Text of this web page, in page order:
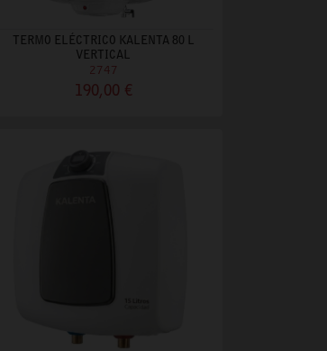
TERMO ELÉCTRICO KALENTA 80 L
VERTICAL
2747
190,00 €